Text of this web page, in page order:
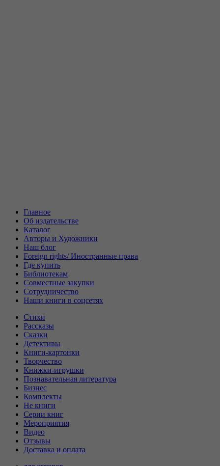
Главное
Об издательстве
Каталог
Авторы и Художники
Наш блог
Foreign rights/ Иностранные права
Где купить
Библиотекам
Совместные закупки
Сотрудничество
Наши книги в соцсетях
Стихи
Рассказы
Сказки
Детективы
Книги-картонки
Творчество
Книжки-игрушки
Познавательная литература
Бизнес
Комплекты
Не книги
Серии книг
Мероприятия
Видео
Отзывы
Доставка и оплата